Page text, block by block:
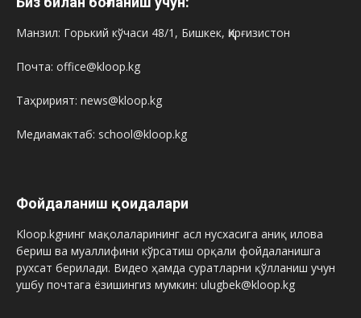
Манзил: Горький кўчаси 48/1, Бишкек, Қирғизистон
Почта: office@kloop.kg
Таҳририят: news@kloop.kg
Медиамактаб: school@kloop.kg
Фойдаланиш қоидалари
Kloop.kgнинг мақолаларининг асл нусхасига аниқ илова
бериш ва муаллифини кўрсатиш орқали фойдаланишга
рухсат берилади. Видео ҳамда суратларни қўлланиш учун
ушбу почтага ёзишингиз мумкин: ulugbek@kloop.kg